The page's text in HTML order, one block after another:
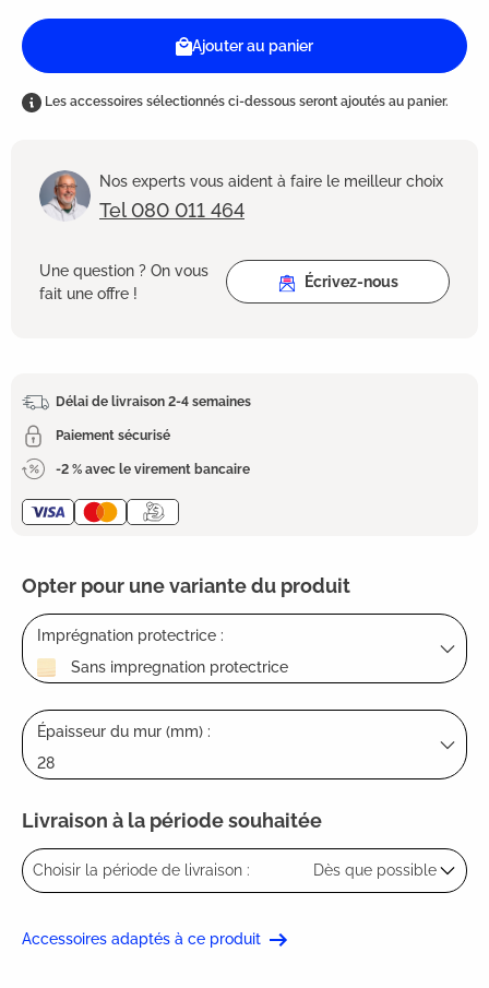
Ajouter au panier
Les accessoires sélectionnés ci-dessous seront ajoutés au panier.
Nos experts vous aident à faire le meilleur choix
Tel 080 011 464
Une question ? On vous
fait une offre !
Écrivez-nous
Délai de livraison 2-4 semaines
Paiement sécurisé
-2 % avec le virement bancaire
Opter pour une variante du produit
Imprégnation protectrice :
Sans impregnation protectrice
Épaisseur du mur (mm) :
28
Livraison à la période souhaitée
Choisir la période de livraison : Dès que possible
Accessoires adaptés à ce produit